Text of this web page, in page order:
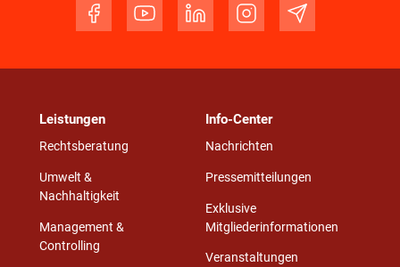
Leistungen
Rechtsberatung
Umwelt &
Nachhaltigkeit
Management &
Controlling
Info-Center
Nachrichten
Pressemitteilungen
Exklusive
Mitgliederinformationen
Veranstaltungen